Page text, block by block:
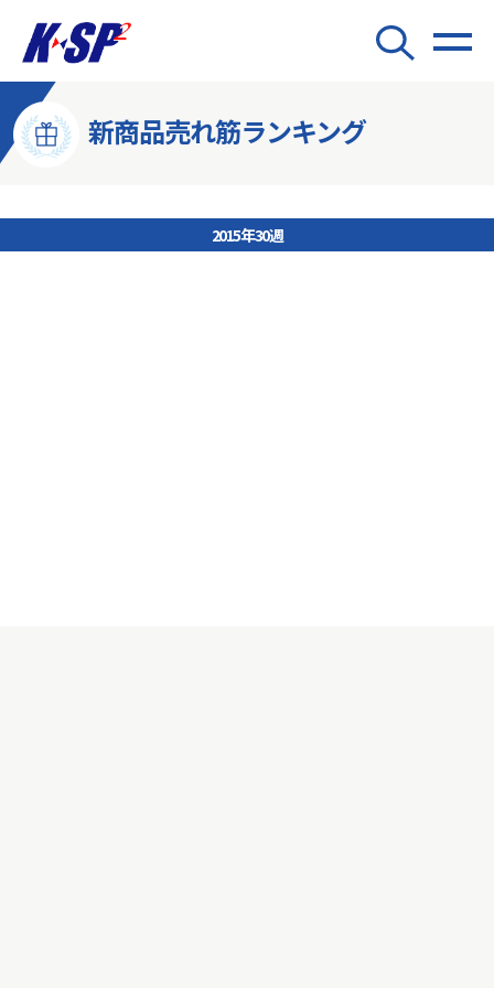
新商品売れ筋ランキング
2015年30週